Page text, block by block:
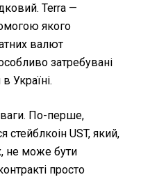
Terra —
якого
валют
затребувані
Україні.
По-перше,
стейблкоін UST, який,
не може бути
просто